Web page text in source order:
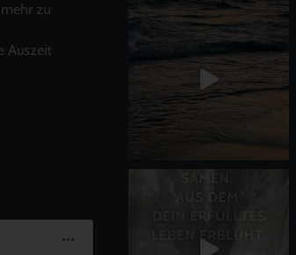
zu
Auszeit